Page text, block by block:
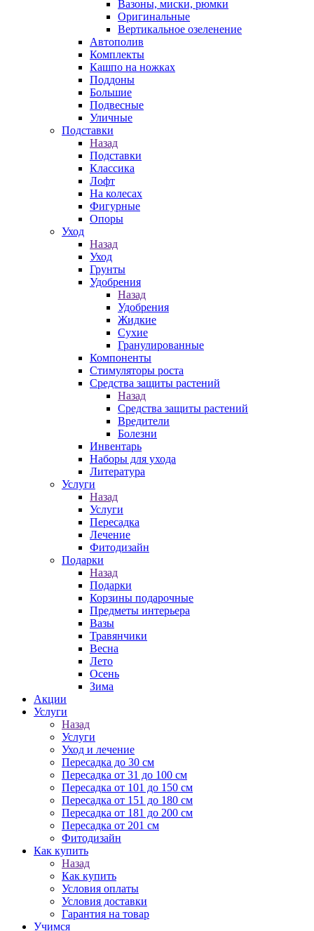
Вазоны, миски, рюмки
Оригинальные
Вертикальное озеленение
Автополив
Комплекты
Кашпо на ножках
Поддоны
Большие
Подвесные
Уличные
Подставки
Назад
Подставки
Классика
Лофт
На колесах
Фигурные
Опоры
Уход
Назад
Уход
Грунты
Удобрения
Назад
Удобрения
Жидкие
Сухие
Гранулированные
Компоненты
Стимуляторы роста
Средства защиты растений
Назад
Средства защиты растений
Вредители
Болезни
Инвентарь
Наборы для ухода
Литература
Услуги
Назад
Услуги
Пересадка
Лечение
Фитодизайн
Подарки
Назад
Подарки
Корзины подарочные
Предметы интерьера
Вазы
Травянчики
Весна
Лето
Осень
Зима
Акции
Услуги
Назад
Услуги
Уход и лечение
Пересадка до 30 см
Пересадка от 31 до 100 см
Пересадка от 101 до 150 см
Пересадка от 151 до 180 см
Пересадка от 181 до 200 см
Пересадка от 201 см
Фитодизайн
Как купить
Назад
Как купить
Условия оплаты
Условия доставки
Гарантия на товар
Учимся